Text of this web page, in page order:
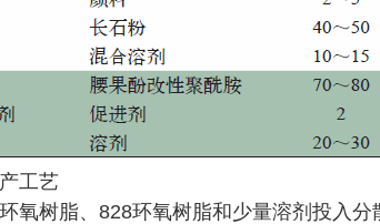
工艺
氧树脂、828环氧树脂和少量溶剂投入